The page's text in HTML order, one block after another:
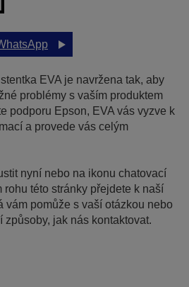
EVA je navržena tak, aby
problémy s vaším produktem
podporu Epson, EVA vás vyzve k
a provede vás celým
nyní nebo na ikonu chatovací
rohu této stránky přejdete k naší
vám pomůže s vaší otázkou nebo
jak nás kontaktovat.